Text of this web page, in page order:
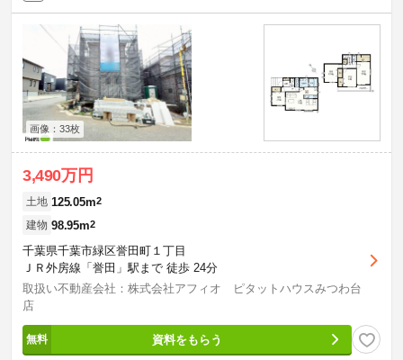
画像：33枚
3,490万円
土地 125.05m2
建物 98.95m2
千葉県千葉市緑区誉田町１丁目
ＪＲ外房線「誉田」駅まで 徒歩 24分
取扱い不動産会社：株式会社アフィオ ピタットハウスみつわ台
店
資料をもらう